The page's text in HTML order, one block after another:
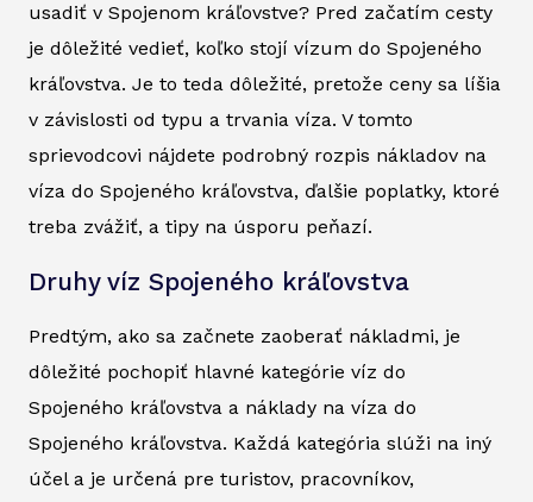
usadiť v Spojenom kráľovstve? Pred začatím cesty
je dôležité vedieť, koľko stojí vízum do Spojeného
kráľovstva. Je to teda dôležité, pretože ceny sa líšia
v závislosti od typu a trvania víza. V tomto
sprievodcovi nájdete podrobný rozpis nákladov na
víza do Spojeného kráľovstva, ďalšie poplatky, ktoré
treba zvážiť, a tipy na úsporu peňazí.
Druhy víz Spojeného kráľovstva
Predtým, ako sa začnete zaoberať nákladmi, je
dôležité pochopiť hlavné kategórie víz do
Spojeného kráľovstva a náklady na víza do
Spojeného kráľovstva. Každá kategória slúži na iný
účel a je určená pre turistov, pracovníkov,